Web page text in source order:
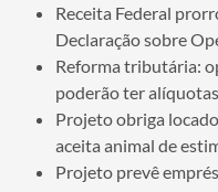
Receita Federal
Declaração sobre
Reforma tributária:
poderão ter
Projeto obriga
aceita animal de
Projeto prevê